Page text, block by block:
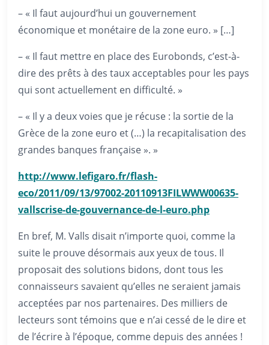
– « Il faut aujourd’hui un gouvernement
économique et monétaire de la zone euro. » […]
– « Il faut mettre en place des Eurobonds, c’est-à-
dire des prêts à des taux acceptables pour les pays
qui sont actuellement en difficulté. »
– « Il y a deux voies que je récuse : la sortie de la
Grèce de la zone euro et (…) la recapitalisation des
grandes banques française ». »
http://www.lefigaro.fr/flash-
eco/2011/09/13/97002-20110913FILWWW00635-
vallscrise-de-gouvernance-de-l-euro.php
En bref, M. Valls disait n’importe quoi, comme la
suite le prouve désormais aux yeux de tous. Il
proposait des solutions bidons, dont tous les
connaisseurs savaient qu’elles ne seraient jamais
acceptées par nos partenaires. Des milliers de
lecteurs sont témoins que e n’ai cessé de le dire et
de l’écrire à l’époque, comme depuis des années !